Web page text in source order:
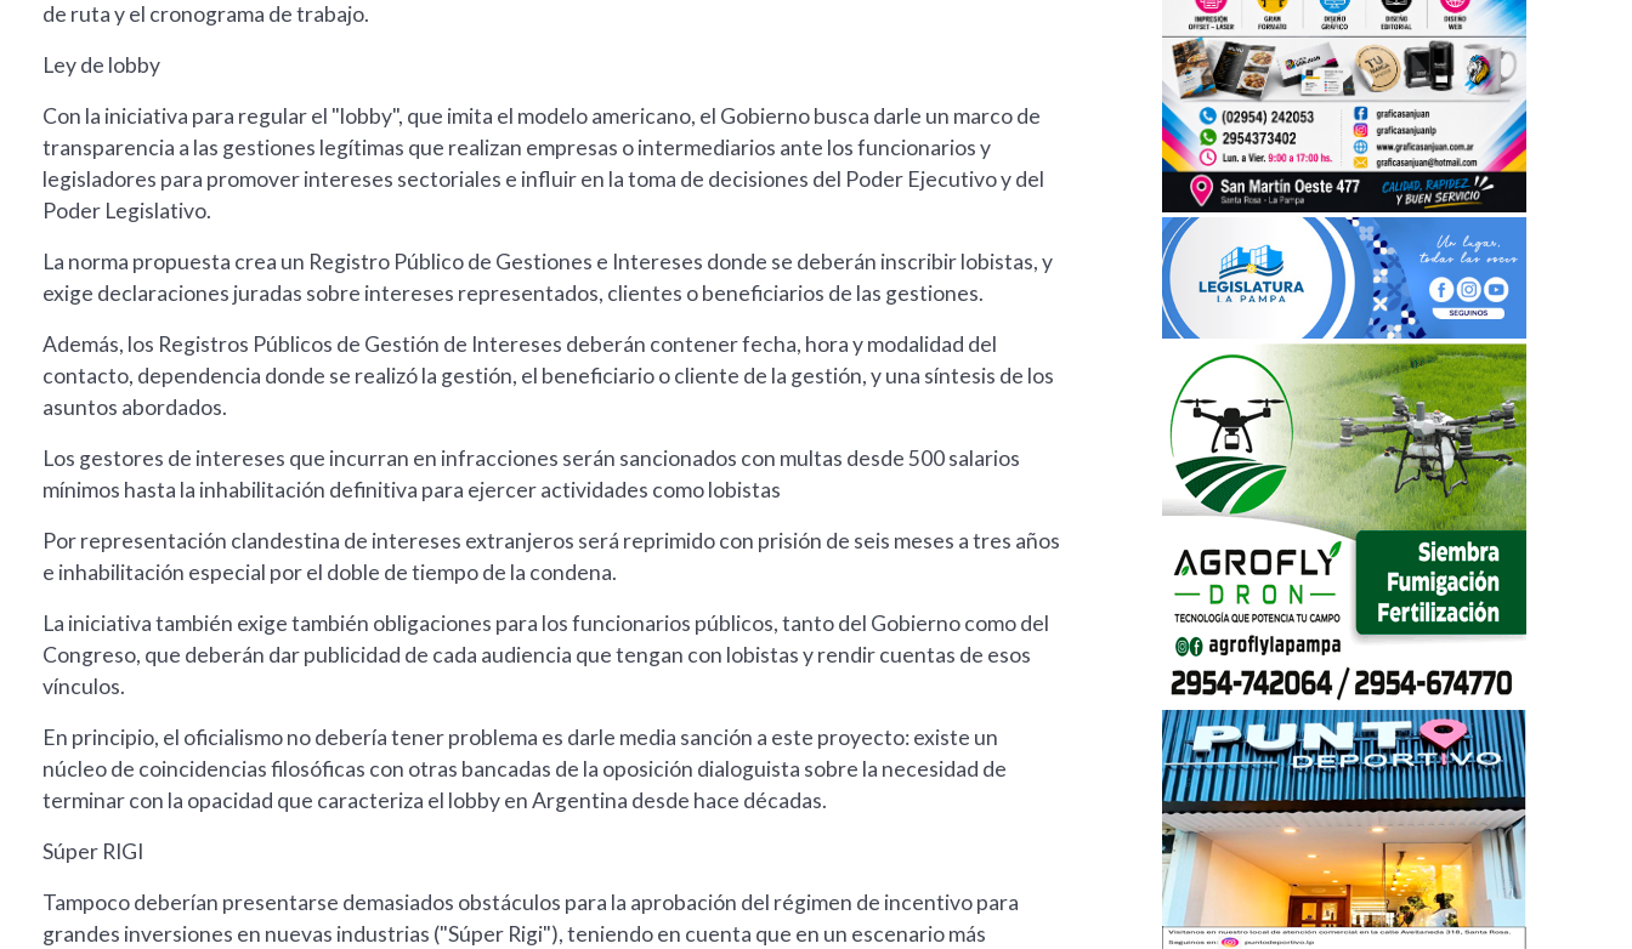
de ruta y el cronograma de trabajo.
Ley de lobby
Con la iniciativa para regular el "lobby", que imita el modelo americano, el Gobierno busca darle un marco de
transparencia a las gestiones legítimas que realizan empresas o intermediarios ante los funcionarios y
legisladores para promover intereses sectoriales e influir en la toma de decisiones del Poder Ejecutivo y del
Poder Legislativo.
La norma propuesta crea un Registro Público de Gestiones e Intereses donde se deberán inscribir lobistas, y
exige declaraciones juradas sobre intereses representados, clientes o beneficiarios de las gestiones.
Además, los Registros Públicos de Gestión de Intereses deberán contener fecha, hora y modalidad del
contacto, dependencia donde se realizó la gestión, el beneficiario o cliente de la gestión, y una síntesis de los
asuntos abordados.
Los gestores de intereses que incurran en infracciones serán sancionados con multas desde 500 salarios
mínimos hasta la inhabilitación definitiva para ejercer actividades como lobistas
Por representación clandestina de intereses extranjeros será reprimido con prisión de seis meses a tres años
e inhabilitación especial por el doble de tiempo de la condena.
La iniciativa también exige también obligaciones para los funcionarios públicos, tanto del Gobierno como del
Congreso, que deberán dar publicidad de cada audiencia que tengan con lobistas y rendir cuentas de esos
vínculos.
En principio, el oficialismo no debería tener problema es darle media sanción a este proyecto: existe un
núcleo de coincidencias filosóficas con otras bancadas de la oposición dialoguista sobre la necesidad de
terminar con la opacidad que caracteriza el lobby en Argentina desde hace décadas.
Súper RIGI
Tampoco deberían presentarse demasiados obstáculos para la aprobación del régimen de incentivo para
grandes inversiones en nuevas industrias ("Súper Rigi"), teniendo en cuenta que en un escenario más